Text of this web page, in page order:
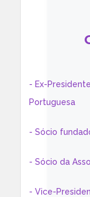
- Ex-
Portuguesa
- Sócio
- Sócio da
- Vice-